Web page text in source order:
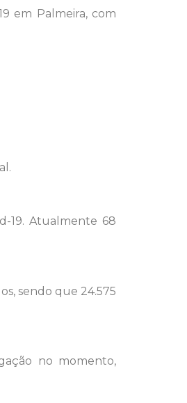
em Palmeira, com
19. Atualmente 68
sendo que 24.575
no momento,